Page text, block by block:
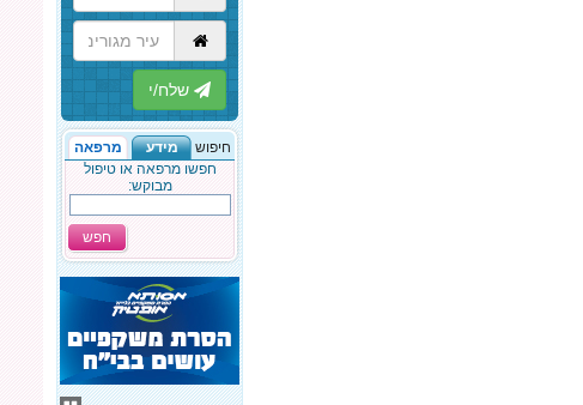
הבא
חיפוש מידע
מרפאה
חפשו מרפאה או טיפול
מבוקש:
חפש